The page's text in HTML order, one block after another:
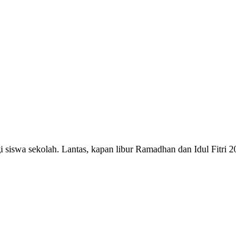
sekolah. Lantas, kapan libur Ramadhan dan Idul Fitri